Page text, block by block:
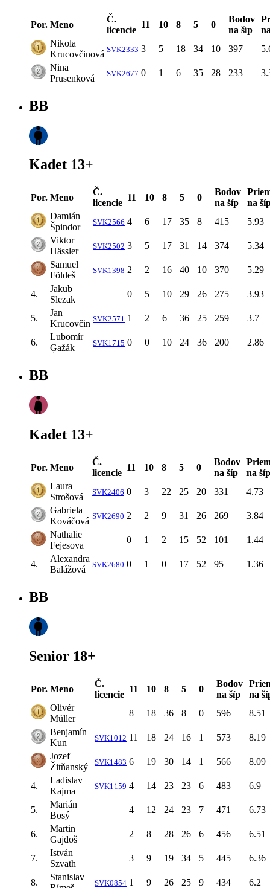
Por. Meno
Č.
licencie
11 10 8 5 0
Bodov
na šíp
Nikola
Krucovčinová SVK2333 3 5 18 34 10 397
Nina
Prusenková
SVK2677 0 1 6 35 28 233
BB
Kadet 13+
Por. Meno
Č.
licencie
11 10 8 5 0
Bodov
na šíp
na
Damián
Špindor
SVK2566 4 6 17 35 8 415
5.93
Viktor
Hässler
SVK2502 3 5 17 31 14 374
5.34
Samuel
Földeš
SVK1398 2 2 16 40 10 370 5.29
4.
Jakub
Slezak
0 5 10 29 26 275 3.93
5.
Jan
Krucovčin SVK2571 1 2 6 36 25 259 3.7
6.
Lubomír
Ģažák
SVK1715 0 0 10 24 36 200 2.86
BB
Kadet 13+
Por. Meno
Č.
licencie
11 10 8 5 0
Bodov
na šíp
na šíp
Laura
Strošová
SVK2406 0 3 22 25 20 331
4.73
Gabriela
Kováčová SVK2690 2 2 9 31 26 269
3.84
Nathalie
Fejesova
0 1 2 15 52 101 1.44
4.
Alexandra
Balážová
SVK2680 0 1 0 17 52 95 1.36
BB
Senior 18+
Por. Meno
Č.
licencie
11 10 8 5 0
Bodov
na šíp
na
Olivér
Müller
8 18 36 8 0 596
8.51
Benjamín
Kun
SVK1012 11 18 24 16 1 573
8.19
Jozef
Žitňanský
SVK1483 6 19 30 14 1 566 8.09
4.
Ladislav
Kajma
SVK1159 4 14 23 23 6 483 6.9
5.
Marián
Bosý
4 12 24 23 7 471 6.73
6.
Martin
Gajdoš
2 8 28 26 6 456 6.51
7.
István
Szvath
3 9 19 34 5 445 6.36
8.
Stanislav
SVK0854 1 9 26 25 9 434 6.2